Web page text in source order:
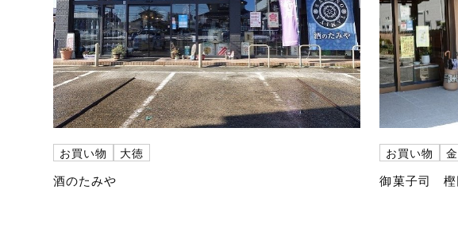
お買い物 大徳
酒のたみや
お買い物
御菓子司 樫